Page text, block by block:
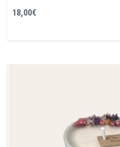
18,00€